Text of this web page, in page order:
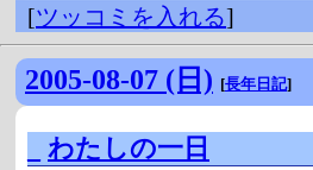
[ツッコミを入れる]
2005-08-07 (日) [長年日記]
わたしの一日